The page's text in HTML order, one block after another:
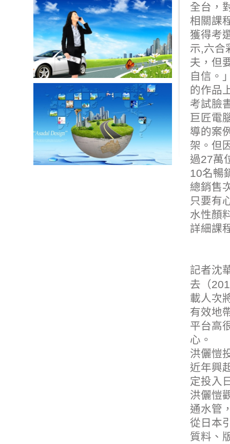
全台，
相關課
獲得考
示,六合
夫，但
自信。
的作品
考試臉
巨匠電
導的案
架。但
過27萬
10名暢
總銷售
只要有
水性顏
詳細課
記者沈
去（
載人次
有效地
平台高
心。
洪儷愷
近年興
定投入
洪儷愷
通水管
從日本
質料、